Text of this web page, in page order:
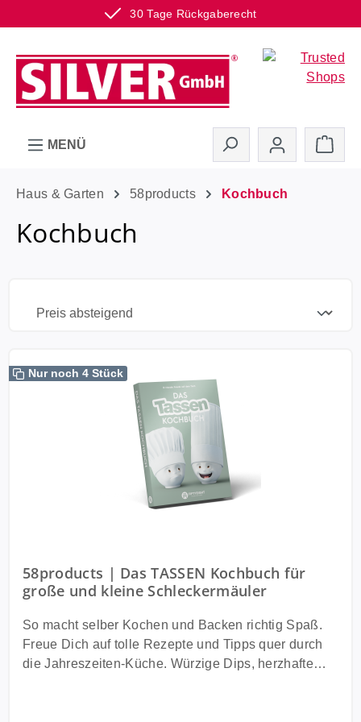
30 Tage Rückgaberecht
Zum Hauptinhalt springen
MENÜ
Haus & Garten 58products Kochbuch
Kochbuch
Nur noch 4 Stück
58products | Das TASSEN Kochbuch für
große und kleine Schleckermäuler
So macht selber Kochen und Backen richtig Spaß.
Freue Dich auf tolle Rezepte und Tipps quer durch
die Jahreszeiten-Küche. Würzige Dips, herzhafte